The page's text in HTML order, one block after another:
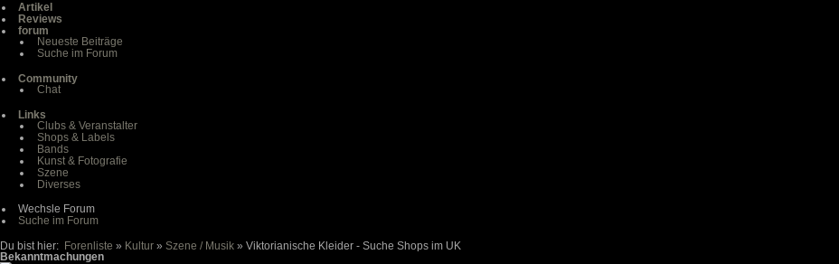
Artikel
Reviews
forum
Neueste Beiträge
Suche im Forum
Community
Chat
Links
Clubs & Veranstalter
Shops & Labels
Bands
Kunst & Fotografie
Szene
Diverses
Wechsle Forum
Suche im Forum
Du bist hier: Forenliste » Kultur » Szene / Musik » Viktorianische Kleider - Suche Shops im UK
Bekanntmachungen